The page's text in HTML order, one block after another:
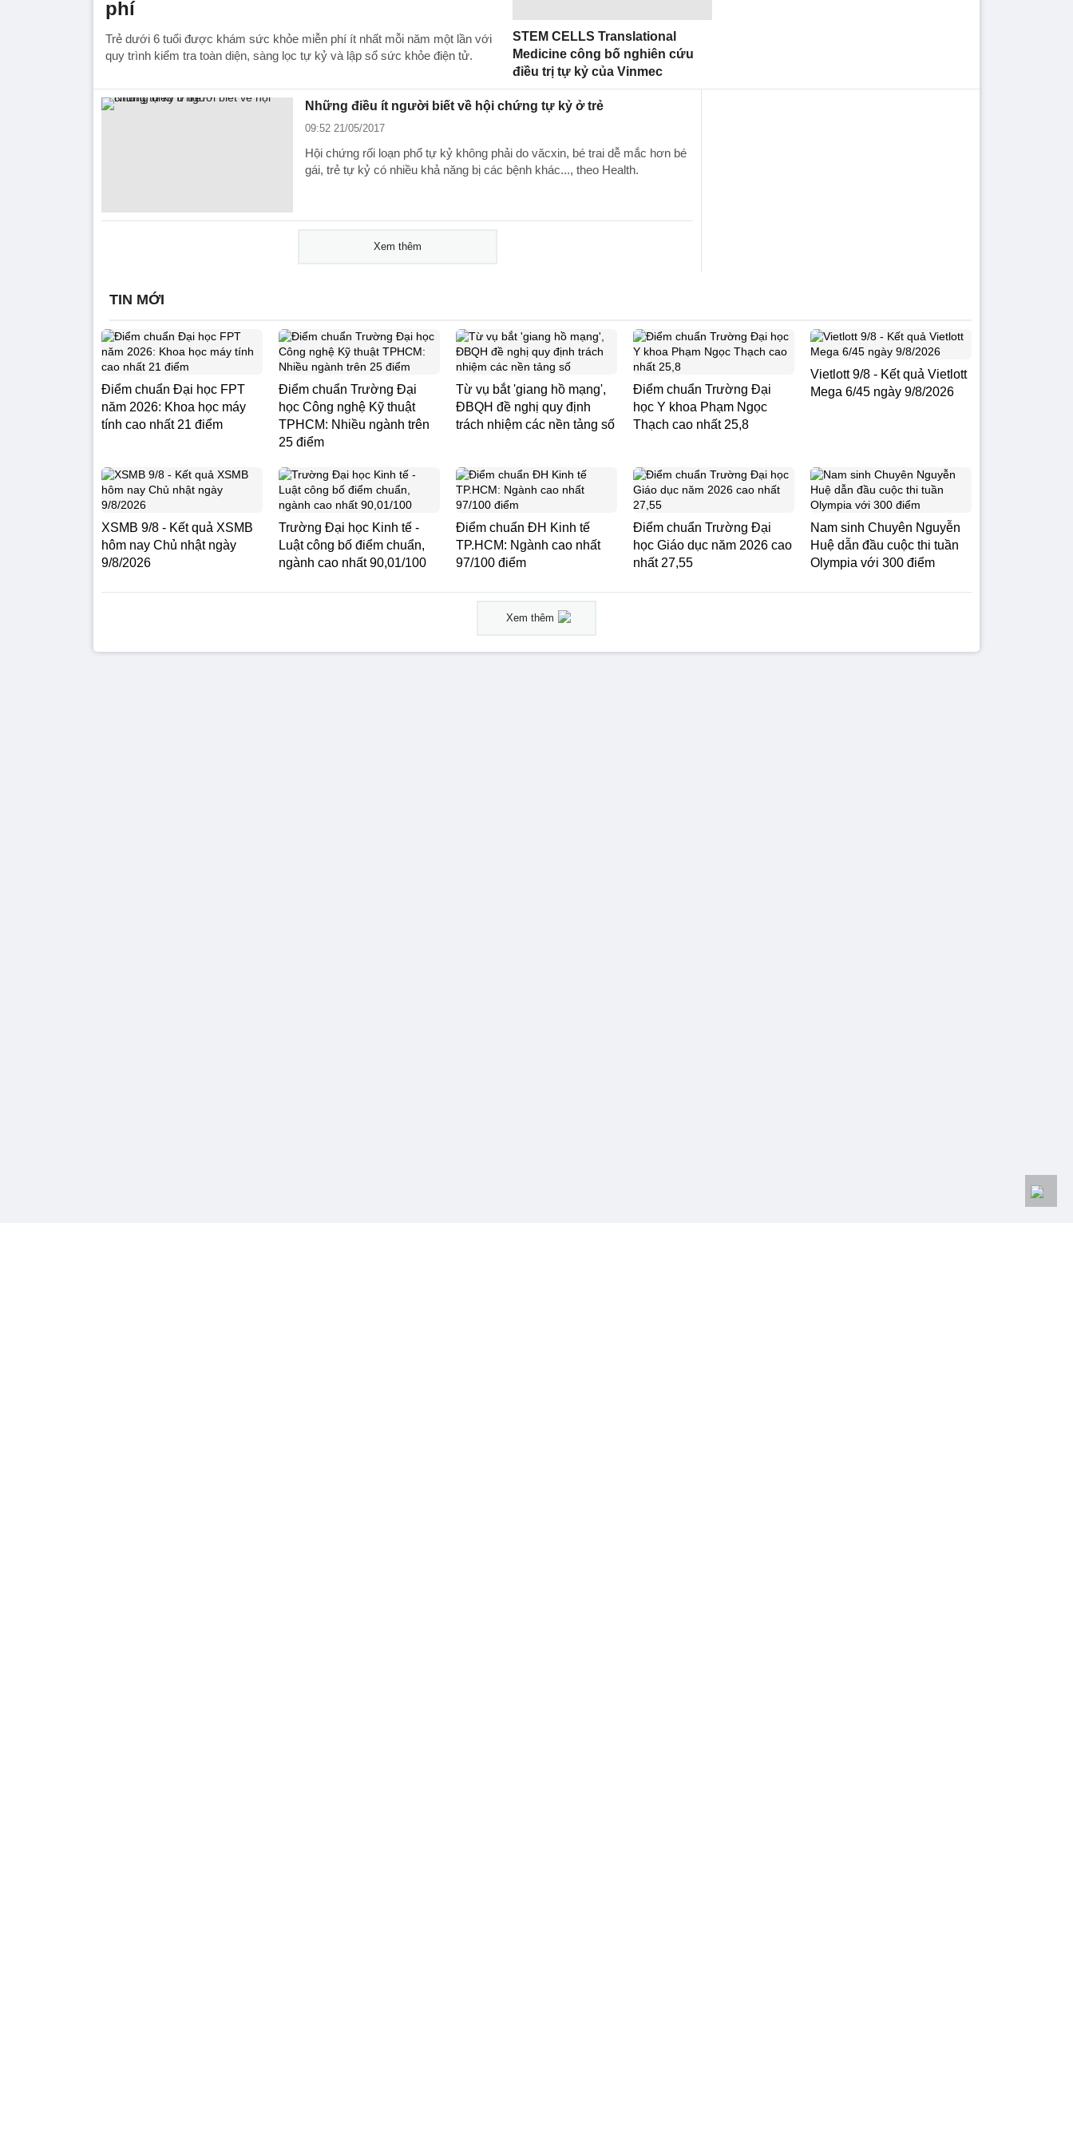
phí
Trẻ dưới 6 tuổi được khám sức khỏe miễn phí ít nhất mỗi năm một lần với
quy trình kiểm tra toàn diện, sàng lọc tự kỷ và lập sổ sức khỏe điện tử.
STEM CELLS Translational
Medicine công bố nghiên cứu
điều trị tự kỷ của Vinmec
Những điều ít người biết về hội chứng tự kỷ ở trẻ
09:52 21/05/2017
Hội chứng rối loạn phổ tự kỷ không phải do văcxin, bé trai dễ mắc hơn bé
gái, trẻ tự kỷ có nhiều khả năng bị các bệnh khác..., theo Health.
Xem thêm
TIN MỚI
Điểm chuẩn Đại học FPT
năm 2026: Khoa học máy
tính cao nhất 21 điểm
Điểm chuẩn Trường Đại
học Công nghệ Kỹ thuật
TPHCM: Nhiều ngành trên
25 điểm
Từ vụ bắt 'giang hồ mạng',
ĐBQH đề nghị quy định
trách nhiệm các nền tảng số
Điểm chuẩn Trường Đại
học Y khoa Phạm Ngọc
Thạch cao nhất 25,8
Vietlott 9/8 - Kết quả Vietlott
Mega 6/45 ngày 9/8/2026
XSMB 9/8 - Kết quả XSMB
hôm nay Chủ nhật ngày
9/8/2026
Trường Đại học Kinh tế -
Luật công bố điểm chuẩn,
ngành cao nhất 90,01/100
Điểm chuẩn ĐH Kinh tế
TP.HCM: Ngành cao nhất
97/100 điểm
Điểm chuẩn Trường Đại
học Giáo dục năm 2026 cao
nhất 27,55
Nam sinh Chuyên Nguyễn
Huệ dẫn đầu cuộc thi tuần
Olympia với 300 điểm
Xem thêm